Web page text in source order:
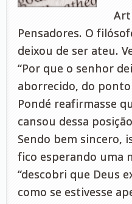
Pensadores. O
deixou de ser ateu.
“Por que o senhor
aborrecido, do
Pondé reafirmasse
cansou dessa
Sendo bem sincero,
fico esperando uma
“descobri que Deus
como se estivesse